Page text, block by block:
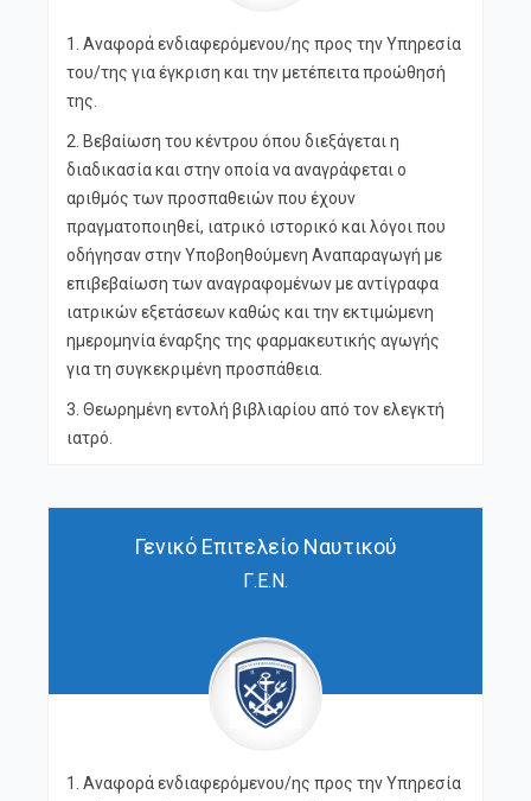
1. Αναφορά ενδιαφερόμενου/ης προς την Υπηρεσία
του/της για έγκριση και την μετέπειτα προώθησή
της.
2. Βεβαίωση του κέντρου όπου διεξάγεται η
διαδικασία και στην οποία να αναγράφεται ο
αριθμός των προσπαθειών που έχουν
πραγματοποιηθεί, ιατρικό ιστορικό και λόγοι που
οδήγησαν στην Υποβοηθούμενη Αναπαραγωγή με
επιβεβαίωση των αναγραφομένων με αντίγραφα
ιατρικών εξετάσεων καθώς και την εκτιμώμενη
ημερομηνία έναρξης της φαρμακευτικής αγωγής
για τη συγκεκριμένη προσπάθεια.
3. Θεωρημένη εντολή βιβλιαρίου από τον ελεγκτή
ιατρό.
Γενικό Επιτελείο Ναυτικού
Γ.Ε.Ν.
1. Αναφορά ενδιαφερόμενου/ης προς την Υπηρεσία